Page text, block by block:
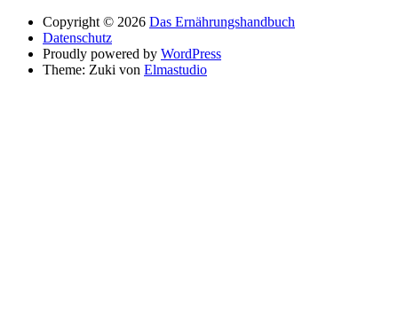
Copyright © 2026 Das Ernährungshandbuch
Datenschutz
Proudly powered by WordPress
Theme: Zuki von Elmastudio